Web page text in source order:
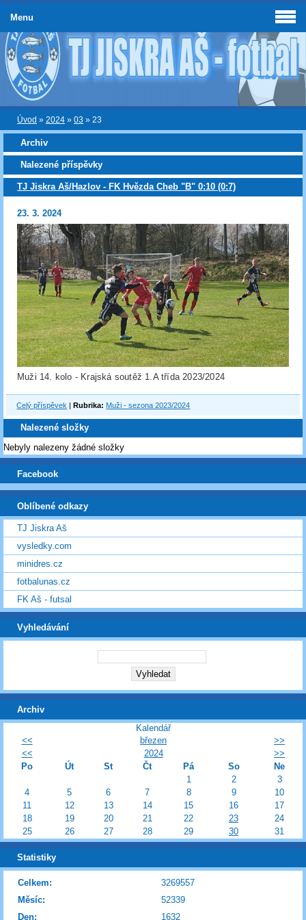
Úvod » 2024 » 03 » 23
Archiv
Nalezené příspěvky
TJ Jiskra Aš/Hazlov - FK Hvězda Cheb "B" 0:10 (0:7)
23. 3. 2024
Muži 14. kolo - Krajská soutěž 1.A třída 2023/2024
Celý příspěvek |Rubrika: Muži - sezona 2023/2024
Nalezené složky
Nebyly nalezeny žádné složky
Menu
Facebook
Oblíbené odkazy
TJ Jiskra Aš
vysledky.com
minidres.cz
fotbalunas.cz
FK Aš - futsal
Vyhledávání
Archiv
Kalendář
<<
březen
>>
<<
2024
>>
Po
Út St Čt Pá So
Ne
1
2
3
4
5 6 7 8 9
10
11
12 13 14 15 16
17
18
19 20 21 22 23
24
25
26 27 28 29 30 31
Statistiky
Celkem:
3269557
Měsíc:
52339
Den:
1632